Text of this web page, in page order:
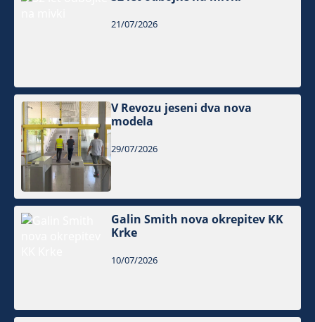
21/07/2026
V Revozu jeseni dva nova
modela
29/07/2026
Galin Smith nova okrepitev KK
Krke
10/07/2026